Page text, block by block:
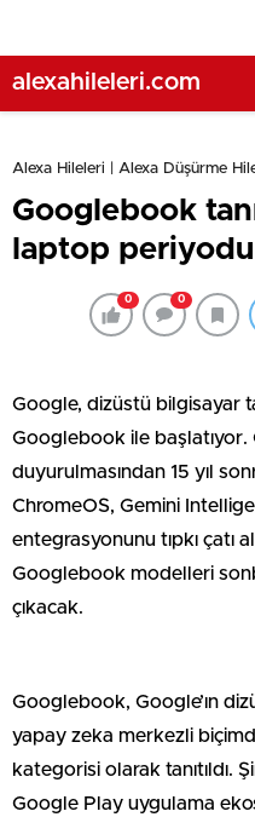
alexahileleri.com
Alexa Hileleri | Alexa Düşürme
Googlebook
laptop
0 0
Google, dizüstü bilgisayar
Googlebook ile başlatıyor.
duyurulmasından 15 yıl
ChromeOS, Gemini
entegrasyonunu tıpkı çatı
Googlebook modelleri
çıkacak.
Googlebook, Google’ın
yapay zeka merkezli
kategorisi olarak tanıtıldı.
Google Play uygulama